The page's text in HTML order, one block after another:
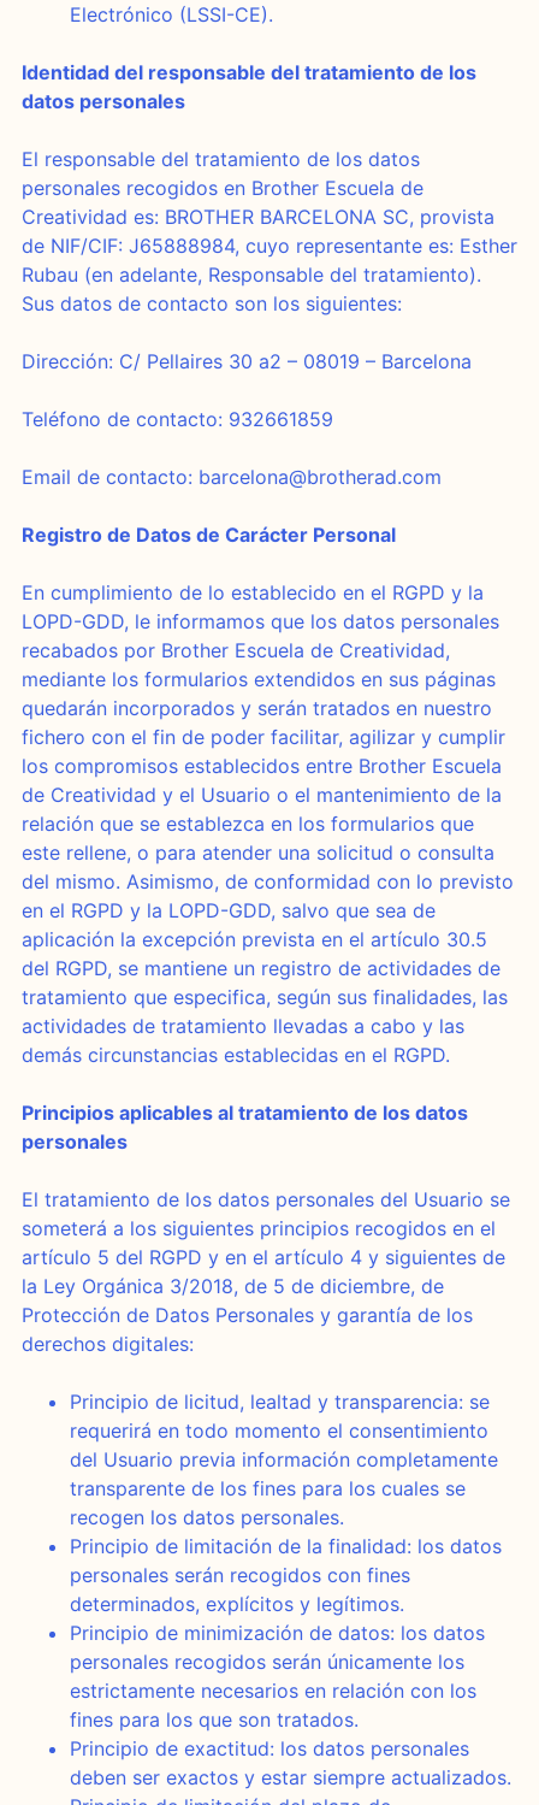
Electrónico (LSSI-CE).
Identidad del responsable del tratamiento de los
datos personales
El responsable del tratamiento de los datos
personales recogidos en Brother Escuela de
Creatividad es: BROTHER BARCELONA SC, provista
de NIF/CIF: J65888984, cuyo representante es: Esther
Rubau (en adelante, Responsable del tratamiento).
Sus datos de contacto son los siguientes:
Dirección: C/ Pellaires 30 a2 – 08019 – Barcelona
Teléfono de contacto: 932661859
Email de contacto: barcelona@brotherad.com
Registro de Datos de Carácter Personal
En cumplimiento de lo establecido en el RGPD y la
LOPD-GDD, le informamos que los datos personales
recabados por Brother Escuela de Creatividad,
mediante los formularios extendidos en sus páginas
quedarán incorporados y serán tratados en nuestro
fichero con el fin de poder facilitar, agilizar y cumplir
los compromisos establecidos entre Brother Escuela
de Creatividad y el Usuario o el mantenimiento de la
relación que se establezca en los formularios que
este rellene, o para atender una solicitud o consulta
del mismo. Asimismo, de conformidad con lo previsto
en el RGPD y la LOPD-GDD, salvo que sea de
aplicación la excepción prevista en el artículo 30.5
del RGPD, se mantiene un registro de actividades de
tratamiento que especifica, según sus finalidades, las
actividades de tratamiento llevadas a cabo y las
demás circunstancias establecidas en el RGPD.
Principios aplicables al tratamiento de los datos
personales
El tratamiento de los datos personales del Usuario se
someterá a los siguientes principios recogidos en el
artículo 5 del RGPD y en el artículo 4 y siguientes de
la Ley Orgánica 3/2018, de 5 de diciembre, de
Protección de Datos Personales y garantía de los
derechos digitales:
Principio de licitud, lealtad y transparencia: se
requerirá en todo momento el consentimiento
del Usuario previa información completamente
transparente de los fines para los cuales se
recogen los datos personales.
Principio de limitación de la finalidad: los datos
personales serán recogidos con fines
determinados, explícitos y legítimos.
Principio de minimización de datos: los datos
personales recogidos serán únicamente los
estrictamente necesarios en relación con los
fines para los que son tratados.
Principio de exactitud: los datos personales
deben ser exactos y estar siempre actualizados.